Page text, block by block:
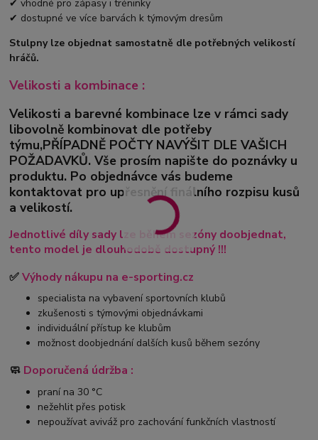
✔ vhodné pro zápasy i tréninky
✔ dostupné ve více barvách k týmovým dresům
Stulpny lze objednat samostatně dle potřebných velikostí
hráčů.
Velikosti a kombinace :
Velikosti a barevné kombinace lze v rámci sady
libovolně kombinovat dle potřeby
týmu,PŘÍPADNĚ POČTY NAVÝŠIT DLE VAŠICH
POŽADAVKŮ. Vše prosím napište do poznávky u
produktu. Po objednávce vás budeme
kontaktovat pro upřesnění finálního rozpisu kusů
a velikostí.
Jednotlivé díly sady lze během sezóny doobjednat,
tento model je dlouhodobě dostupný !!!
✅Výhody nákupu na e-sporting.cz
specialista na vybavení sportovních klubů
zkušenosti s týmovými objednávkami
individuální přístup ke klubům
možnost doobjednání dalších kusů během sezóny
🧼 Doporučená údržba :
praní na 30 °C
nežehlit přes potisk
nepoužívat aviváž pro zachování funkčních vlastností